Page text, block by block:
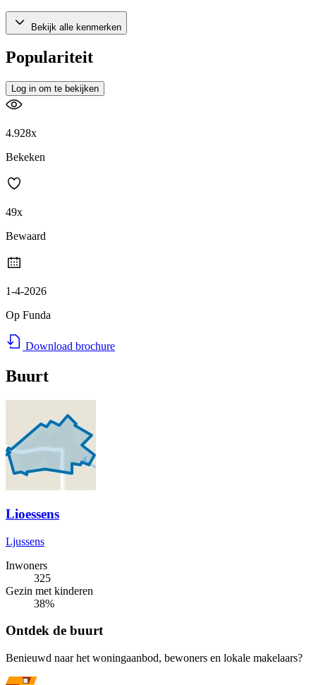
Bekijk alle kenmerken
Populariteit
Log in om te bekijken
4.928x
Bekeken
49x
Bewaard
1-4-2026
Op Funda
Download brochure
Buurt
Lioessens
Ljussens
Inwoners
325
Gezin met kinderen
38%
Ontdek de buurt
Benieuwd naar het woningaanbod, bewoners en lokale makelaars?